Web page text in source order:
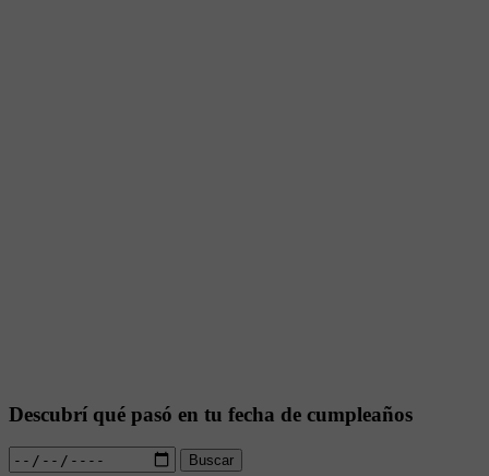
Descubrí qué pasó en tu fecha de cumpleaños
Buscar